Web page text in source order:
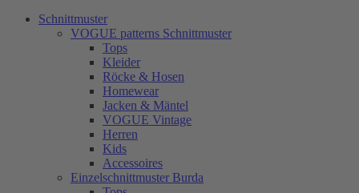
Schnittmuster
VOGUE patterns Schnittmuster
Tops
Kleider
Röcke & Hosen
Homewear
Jacken & Mäntel
VOGUE Vintage
Herren
Kids
Accessoires
Einzelschnittmuster Burda